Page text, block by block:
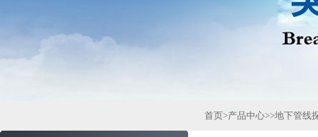
首页>产品中心>>地下管线